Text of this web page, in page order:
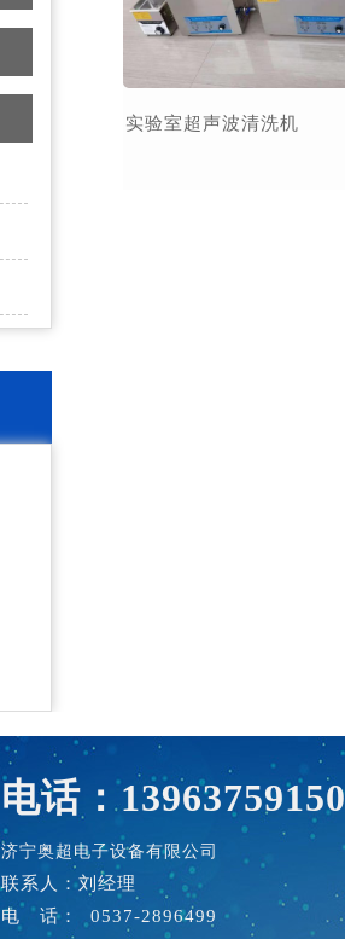
实验室超声波清洗机
电话：13963759150
济宁奥超电子设备有限公司
联系人：刘经理
电 话： 0537-2896499